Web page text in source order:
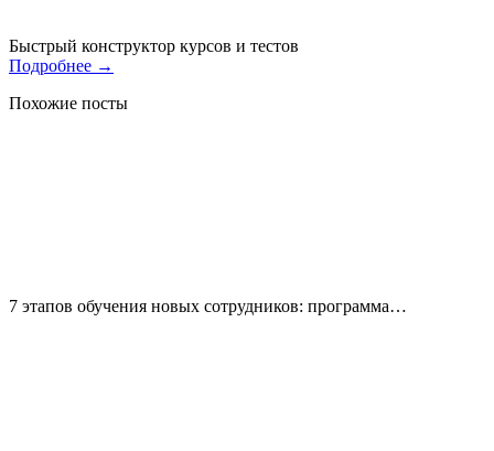
Быстрый конструктор курсов и тестов
Подробнее →
Похожие посты
7 этапов обучения новых сотрудников: программа…